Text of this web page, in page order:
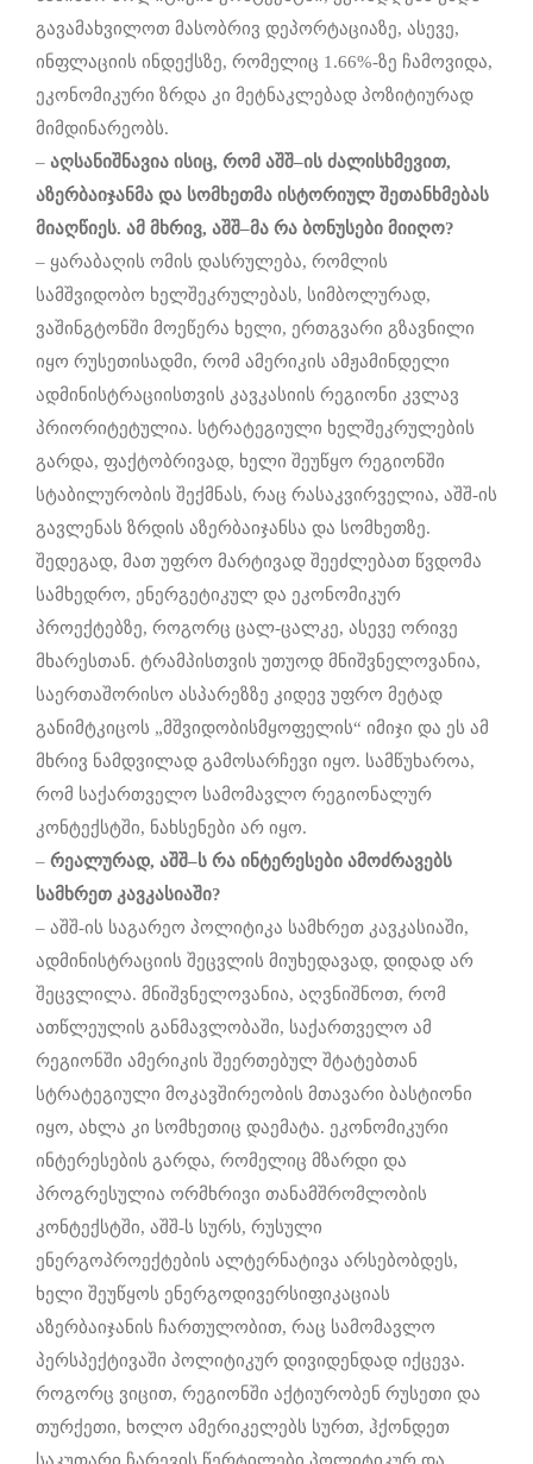
გავამახვილოთ მასობრივ დეპორტაციაზე, ასევე,
ინფლაციის ინდექსზე, რომელიც 1.66%-ზე ჩამოვიდა,
ეკონომიკური ზრდა კი მეტნაკლებად პოზიტიურად
მიმდინარეობს.
– აღსანიშნავია ისიც, რომ აშშ–ის ძალისხმევით,
აზერბაიჯანმა და სომხეთმა ისტორიულ შეთანხმებას
მიაღწიეს. ამ მხრივ, აშშ–მა რა ბონუსები მიიღო?
– ყარაბაღის ომის დასრულება, რომლის
სამშვიდობო ხელშეკრულებას, სიმბოლურად,
ვაშინგტონში მოეწერა ხელი, ერთგვარი გზავნილი
იყო რუსეთისადმი, რომ ამერიკის ამჟამინდელი
ადმინისტრაციისთვის კავკასიის რეგიონი კვლავ
პრიორიტეტულია. სტრატეგიული ხელშეკრულების
გარდა, ფაქტობრივად, ხელი შეუწყო რეგიონში
სტაბილურობის შექმნას, რაც რასაკვირველია, აშშ-ის
გავლენას ზრდის აზერბაიჯანსა და სომხეთზე.
შედეგად, მათ უფრო მარტივად შეეძლებათ წვდომა
სამხედრო, ენერგეტიკულ და ეკონომიკურ
პროექტებზე, როგორც ცალ-ცალკე, ასევე ორივე
მხარესთან. ტრამპისთვის უთუოდ მნიშვნელოვანია,
საერთაშორისო ასპარეზზე კიდევ უფრო მეტად
განიმტკიცოს „მშვიდობისმყოფელის“ იმიჯი და ეს ამ
მხრივ ნამდვილად გამოსარჩევი იყო. სამწუხაროა,
რომ საქართველო სამომავლო რეგიონალურ
კონტექსტში, ნახსენები არ იყო.
– რეალურად, აშშ–ს რა ინტერესები ამოძრავებს
სამხრეთ კავკასიაში?
– აშშ-ის საგარეო პოლიტიკა სამხრეთ კავკასიაში,
ადმინისტრაციის შეცვლის მიუხედავად, დიდად არ
შეცვლილა. მნიშვნელოვანია, აღვნიშნოთ, რომ
ათწლეულის განმავლობაში, საქართველო ამ
რეგიონში ამერიკის შეერთებულ შტატებთან
სტრატეგიული მოკავშირეობის მთავარი ბასტიონი
იყო, ახლა კი სომხეთიც დაემატა. ეკონომიკური
ინტერესების გარდა, რომელიც მზარდი და
პროგრესულია ორმხრივი თანამშრომლობის
კონტექსტში, აშშ-ს სურს, რუსული
ენერგოპროექტების ალტერნატივა არსებობდეს,
ხელი შეუწყოს ენერგოდივერსიფიკაციას
აზერბაიჯანის ჩართულობით, რაც სამომავლო
პერსპექტივაში პოლიტიკურ დივიდენდად იქცევა.
როგორც ვიცით, რეგიონში აქტიურობენ რუსეთი და
თურქეთი, ხოლო ამერიკელებს სურთ, ჰქონდეთ
საკუთარი ჩარევის წერტილები პოლიტიკურ და